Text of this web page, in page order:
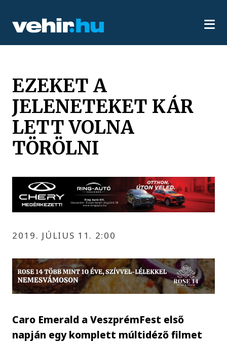
EZEKET A
JELENETEKET KÁR
LETT VOLNA
TÖRÖLNI
2019. JÚLIUS 11. 2:00
Caro Emerald a VeszprémFest első
napján egy komplett múltidéző filmet